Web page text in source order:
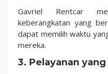
Gavriel Rentcar
keberangkatan yang
dapat memilih waktu
mereka.
3. Pelayanan